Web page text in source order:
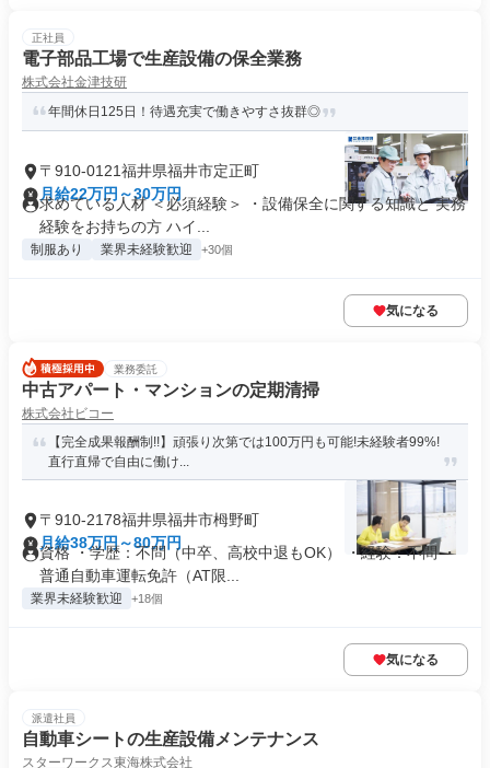
正社員
電子部品工場で生産設備の保全業務
株式会社金津技研
年間休日125日！待遇充実で働きやすさ抜群◎
〒910-0121福井県福井市定正町
月給22万円～30万円
求めている人材 ＜必須経験＞ ・設備保全に関する知識と 実務
経験をお持ちの方 ハイ...
制服あり 業界未経験歓迎 +30個
気になる
業務委託
中古アパート・マンションの定期清掃
株式会社ビコー
【完全成果報酬制!!】頑張り次第では100万円も可能!未経験者99%!
直行直帰で自由に働け...
〒910-2178福井県福井市栂野町
月給38万円～80万円
資格 ・学歴：不問（中卒、高校中退もOK） ・経験：不問 ・
普通自動車運転免許（AT限...
業界未経験歓迎 +18個
気になる
派遣社員
自動車シートの生産設備メンテナンス
スターワークス東海株式会社